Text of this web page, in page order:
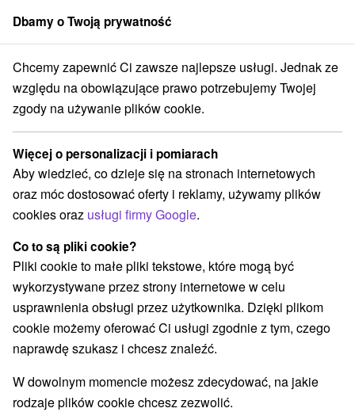
członek grupySorger
Slovensko Žilinský kraj Habovka Ubytovanie Jozef Habovka
Ubytovanie Jozef Habovka
Habovka
REZERWACJA I WYBÓR OFERTY
Skontaktuj się bezpośrednio z właścicielem.
Przejdź do lokalizacji
O URZĄDZENIA SPRZĘT
Dbamy o Twoją prywatność
Chcemy zapewnić Ci zawsze najlepsze usługi. Jednak ze
względu na obowiązujące prawo potrzebujemy Twojej
zgody na używanie plików cookie.
Więcej o personalizacji i pomiarach
Aby wiedzieć, co dzieje się na stronach internetowych
oraz móc dostosować oferty i reklamy, używamy plików
cookies oraz usługi firmy Google.
Co to są pliki cookie?
Pliki cookie to małe pliki tekstowe, które mogą być
wykorzystywane przez strony internetowe w celu
usprawnienia obsługi przez użytkownika. Dzięki plikom
cookie możemy oferować Ci usługi zgodnie z tym, czego
naprawdę szukasz i chcesz znaleźć.
W dowolnym momencie możesz zdecydować, na jakie
rodzaje plików cookie chcesz zezwolić.